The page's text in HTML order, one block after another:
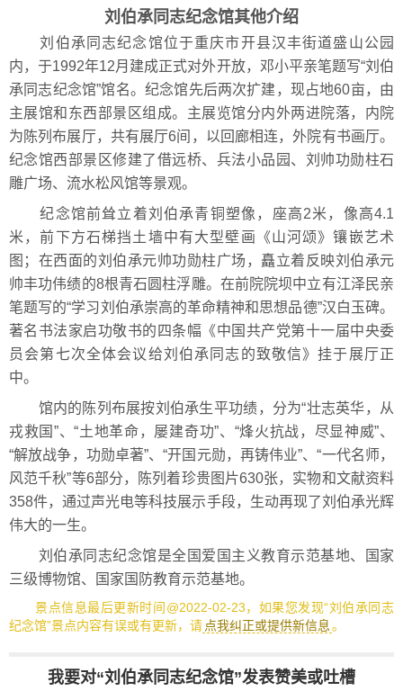
刘伯承同志纪念馆其他介绍
刘伯承同志纪念馆位于重庆市开县汉丰街道盛山公园
内，于1992年12月建成正式对外开放，邓小平亲笔题写“刘伯
承同志纪念馆”馆名。纪念馆先后两次扩建，现占地60亩，由
主展馆和东西部景区组成。主展览馆分内外两进院落，内院
为陈列布展厅，共有展厅6间，以回廊相连，外院有书画厅。
纪念馆西部景区修建了借远桥、兵法小品园、刘帅功勋柱石
雕广场、流水松风馆等景观。
纪念馆前耸立着刘伯承青铜塑像，座高2米，像高4.1
米，前下方石梯挡土墙中有大型壁画《山河颂》镶嵌艺术
图；在西面的刘伯承元帅功勋柱广场，矗立着反映刘伯承元
帅丰功伟绩的8根青石圆柱浮雕。在前院院坝中立有江泽民亲
笔题写的“学习刘伯承崇高的革命精神和思想品德”汉白玉碑。
著名书法家启功敬书的四条幅《中国共产党第十一届中央委
员会第七次全体会议给刘伯承同志的致敬信》挂于展厅正
中。
馆内的陈列布展按刘伯承生平功绩，分为“壮志英华，从
戎救国”、“土地革命，屡建奇功”、“烽火抗战，尽显神威”、
“解放战争，功勋卓著”、“开国元勋，再铸伟业”、“一代名师，
风范千秋”等6部分，陈列着珍贵图片630张，实物和文献资料
358件，通过声光电等科技展示手段，生动再现了刘伯承光辉
伟大的一生。
刘伯承同志纪念馆是全国爱国主义教育示范基地、国家
三级博物馆、国家国防教育示范基地。
景点信息最后更新时间@2022-02-23，如果您发现“刘伯承同志
纪念馆”景点内容有误或有更新，请 点我纠正或提供新信息。
我要对“刘伯承同志纪念馆”发表赞美或吐槽